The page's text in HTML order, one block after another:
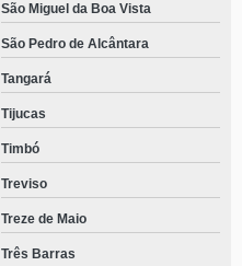
São Miguel da Boa Vista
São Pedro de Alcântara
Tangará
Tijucas
Timbó
Treviso
Treze de Maio
Três Barras